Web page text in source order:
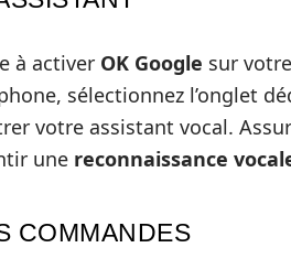
à activer OK Google sur
sélectionnez l’onglet
votre assistant vocal.
une reconnaissance
COMMANDES